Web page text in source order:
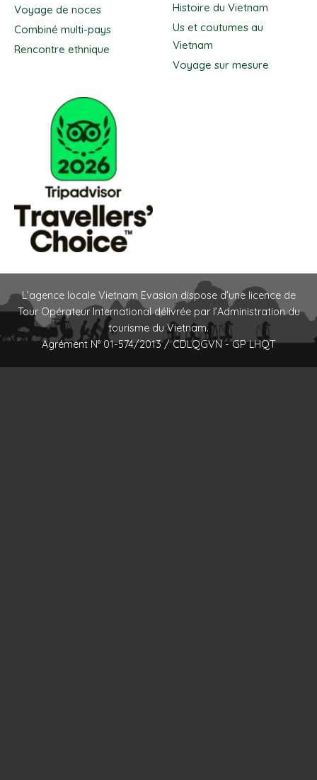
Voyage de noces
Combiné multi-pays
Rencontre ethnique
Histoire du Vietnam
Us et coutumes au
Vietnam
Voyage sur mesure
L’agence locale Vietnam Evasion dispose d’une licence de
Tour Opérateur International délivrée par l’Administration du
tourisme du Vietnam.
Agrément N° 01-574/2013 / CDLQGVN - GP LHQT